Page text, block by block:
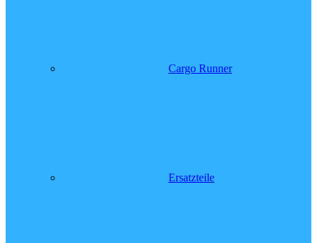
Cargo Runner
Ersatzteile